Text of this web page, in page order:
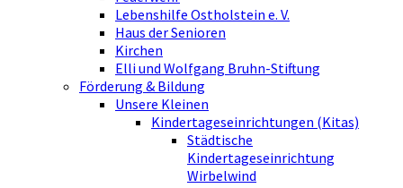
Lebenshilfe Ostholstein e. V.
Haus der Senioren
Kirchen
Elli und Wolfgang Bruhn-Stiftung
Förderung & Bildung
Unsere Kleinen
Kindertageseinrichtungen (Kitas)
Städtische
Kindertageseinrichtung
Wirbelwind